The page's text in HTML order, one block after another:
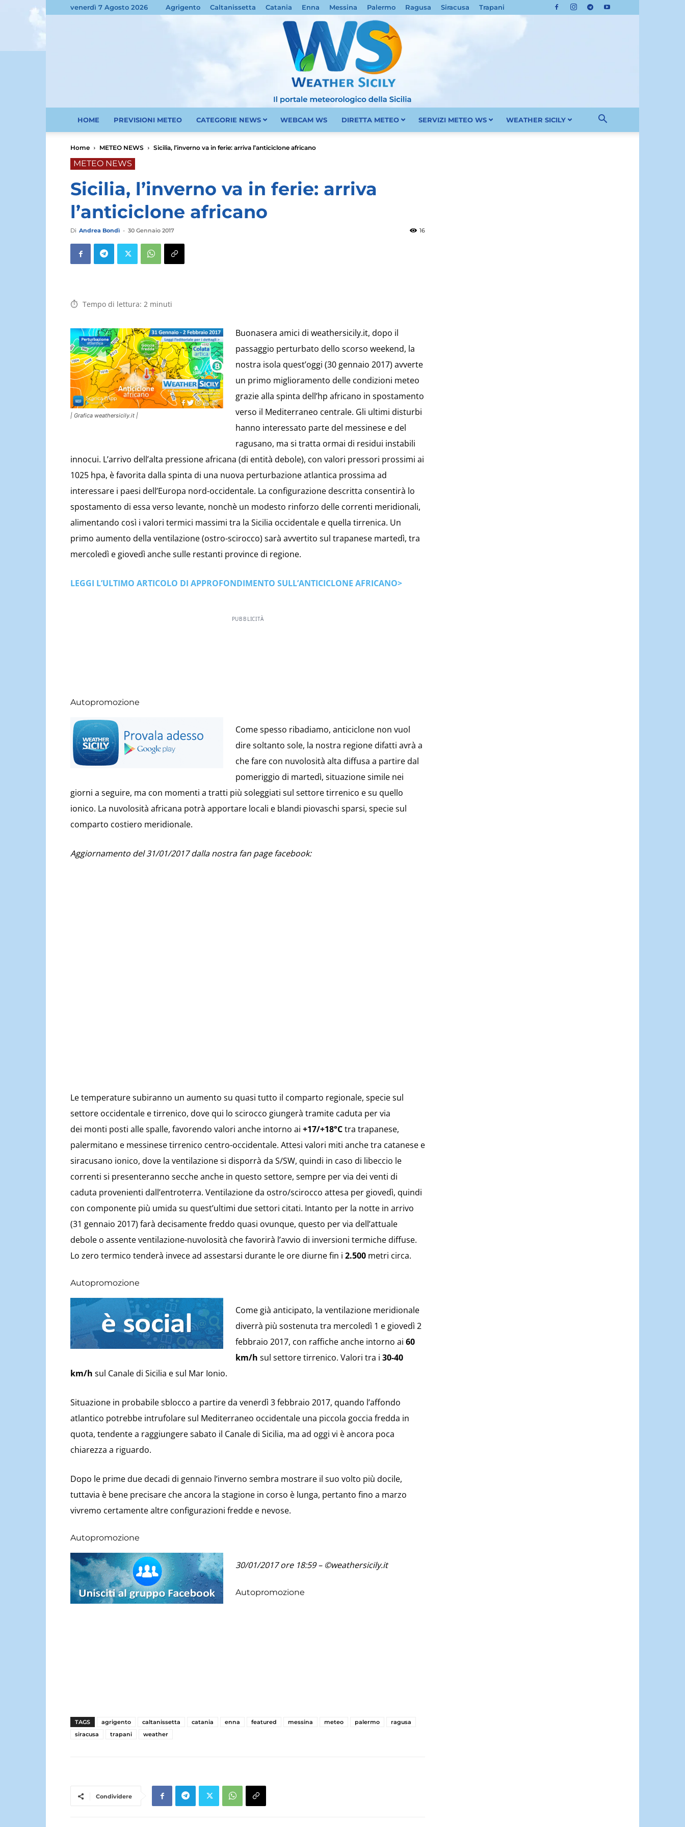
venerdì 7 Agosto 2026 Agrigento Caltanissetta Catania Enna Messina Palermo Ragusa Siracusa Trapani
Weather
HOME PREVISIONI METEO CATEGORIE NEWS WEBCAM WS DIRETTA METEO SERVIZI METEO WS WEATHER SICILY
Home METEO NEWS Sicilia, l’inverno va in ferie: arriva l’anticiclone africano
METEO NEWS
Sicilia, l’inverno va in ferie: arriva
l’anticiclone africano
Di Andrea Bondì - 30 Gennaio 2017 16
Tempo di lettura: 2 minuti
| Grafica weathersicily.it |
Buonasera amici di weathersicily.it, dopo il
passaggio perturbato dello scorso weekend, la
nostra isola quest’oggi (30 gennaio 2017) avverte
un primo miglioramento delle condizioni meteo
grazie alla spinta dell’hp africano in spostamento
verso il Mediterraneo centrale. Gli ultimi disturbi
hanno interessato parte del messinese e del
ragusano, ma si tratta ormai di residui instabili
innocui. L’arrivo dell’alta pressione africana (di entità debole), con valori pressori prossimi ai
1025 hpa, è favorita dalla spinta di una nuova perturbazione atlantica prossima ad
interessare i paesi dell’Europa nord-occidentale. La configurazione descritta consentirà lo
spostamento di essa verso levante, nonchè un modesto rinforzo delle correnti meridionali,
alimentando così i valori termici massimi tra la Sicilia occidentale e quella tirrenica. Un
primo aumento della ventilazione (ostro-scirocco) sarà avvertito sul trapanese martedì, tra
mercoledì e giovedì anche sulle restanti province di regione.
LEGGI L’ULTIMO ARTICOLO DI APPROFONDIMENTO SULL’ANTICICLONE AFRICANO>
PUBBLICITÀ
Autopromozione
Come spesso ribadiamo, anticiclone non vuol
dire soltanto sole, la nostra regione difatti avrà a
che fare con nuvolosità alta diffusa a partire dal
pomeriggio di martedì, situazione simile nei
giorni a seguire, ma con momenti a tratti più soleggiati sul settore tirrenico e su quello
ionico. La nuvolosità africana potrà apportare locali e blandi piovaschi sparsi, specie sul
comparto costiero meridionale.
Aggiornamento del 31/01/2017 dalla nostra fan page facebook:
Le temperature subiranno un aumento su quasi tutto il comparto regionale, specie sul
settore occidentale e tirrenico, dove qui lo scirocco giungerà tramite caduta per via
dei monti posti alle spalle, favorendo valori anche intorno ai +17/+18°Ctra trapanese,
palermitano e messinese tirrenico centro-occidentale. Attesi valori miti anche tra catanese e
siracusano ionico, dove la ventilazione si disporrà da S/SW, quindi in caso di libeccio le
correnti si presenteranno secche anche in questo settore, sempre per via dei venti di
caduta provenienti dall’entroterra. Ventilazione da ostro/scirocco attesa per giovedì, quindi
con componente più umida su quest’ultimi due settori citati. Intanto per la notte in arrivo
(31 gennaio 2017) farà decisamente freddo quasi ovunque, questo per via dell’attuale
debole o assente ventilazione-nuvolosità che favorirà l’avvio di inversioni termiche diffuse.
Lo zero termico tenderà invece ad assestarsi durante le ore diurne fin i 2.500 metri circa.
Autopromozione
Come già anticipato, la ventilazione meridionale
diverrà più sostenuta tra mercoledì 1 e giovedì 2
febbraio 2017, con raffiche anche intorno ai 60
km/h sul settore tirrenico. Valori tra i 30-40
km/h sul Canale di Sicilia e sul Mar Ionio.
Situazione in probabile sblocco a partire da venerdì 3 febbraio 2017, quando l’affondo
atlantico potrebbe intrufolare sul Mediterraneo occidentale una piccola goccia fredda in
quota, tendente a raggiungere sabato il Canale di Sicilia, ma ad oggi vi è ancora poca
chiarezza a riguardo.
Dopo le prime due decadi di gennaio l’inverno sembra mostrare il suo volto più docile,
tuttavia è bene precisare che ancora la stagione in corso è lunga, pertanto fino a marzo
vivremo certamente altre configurazioni fredde e nevose.
Autopromozione
30/01/2017 ore 18:59 – ©weathersicily.it
Autopromozione
TAGS agrigento caltanissetta catania enna featured messina meteo palermo
ragusa
siracusa
trapani weather
Condividere